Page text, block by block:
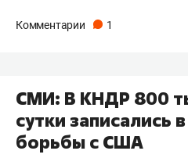
Комментарии 1
СМИ: В КНДР 800
сутки записались
борьбы с США